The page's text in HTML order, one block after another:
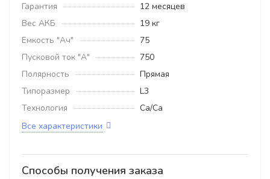
Гарантия
12 месяцев
Вес АКБ
19 кг
Емкость "Ач"
75
Пусковой ток "А"
750
Полярность
Прямая
Типоразмер
L3
Технология
Ca/Ca
Все характеристики
Способы получения заказа